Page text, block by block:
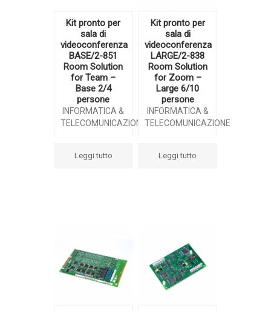
Kit pronto per
sala di
videoconferenza
BASE/2-851
Room Solution
for Team –
Base 2/4
persone
INFORMATICA &
TELECOMUNICAZIONE
Leggi tutto
Kit pronto per
sala di
videoconferenza
LARGE/2-838
Room Solution
for Zoom –
Large 6/10
persone
INFORMATICA &
TELECOMUNICAZIONE
Leggi tutto